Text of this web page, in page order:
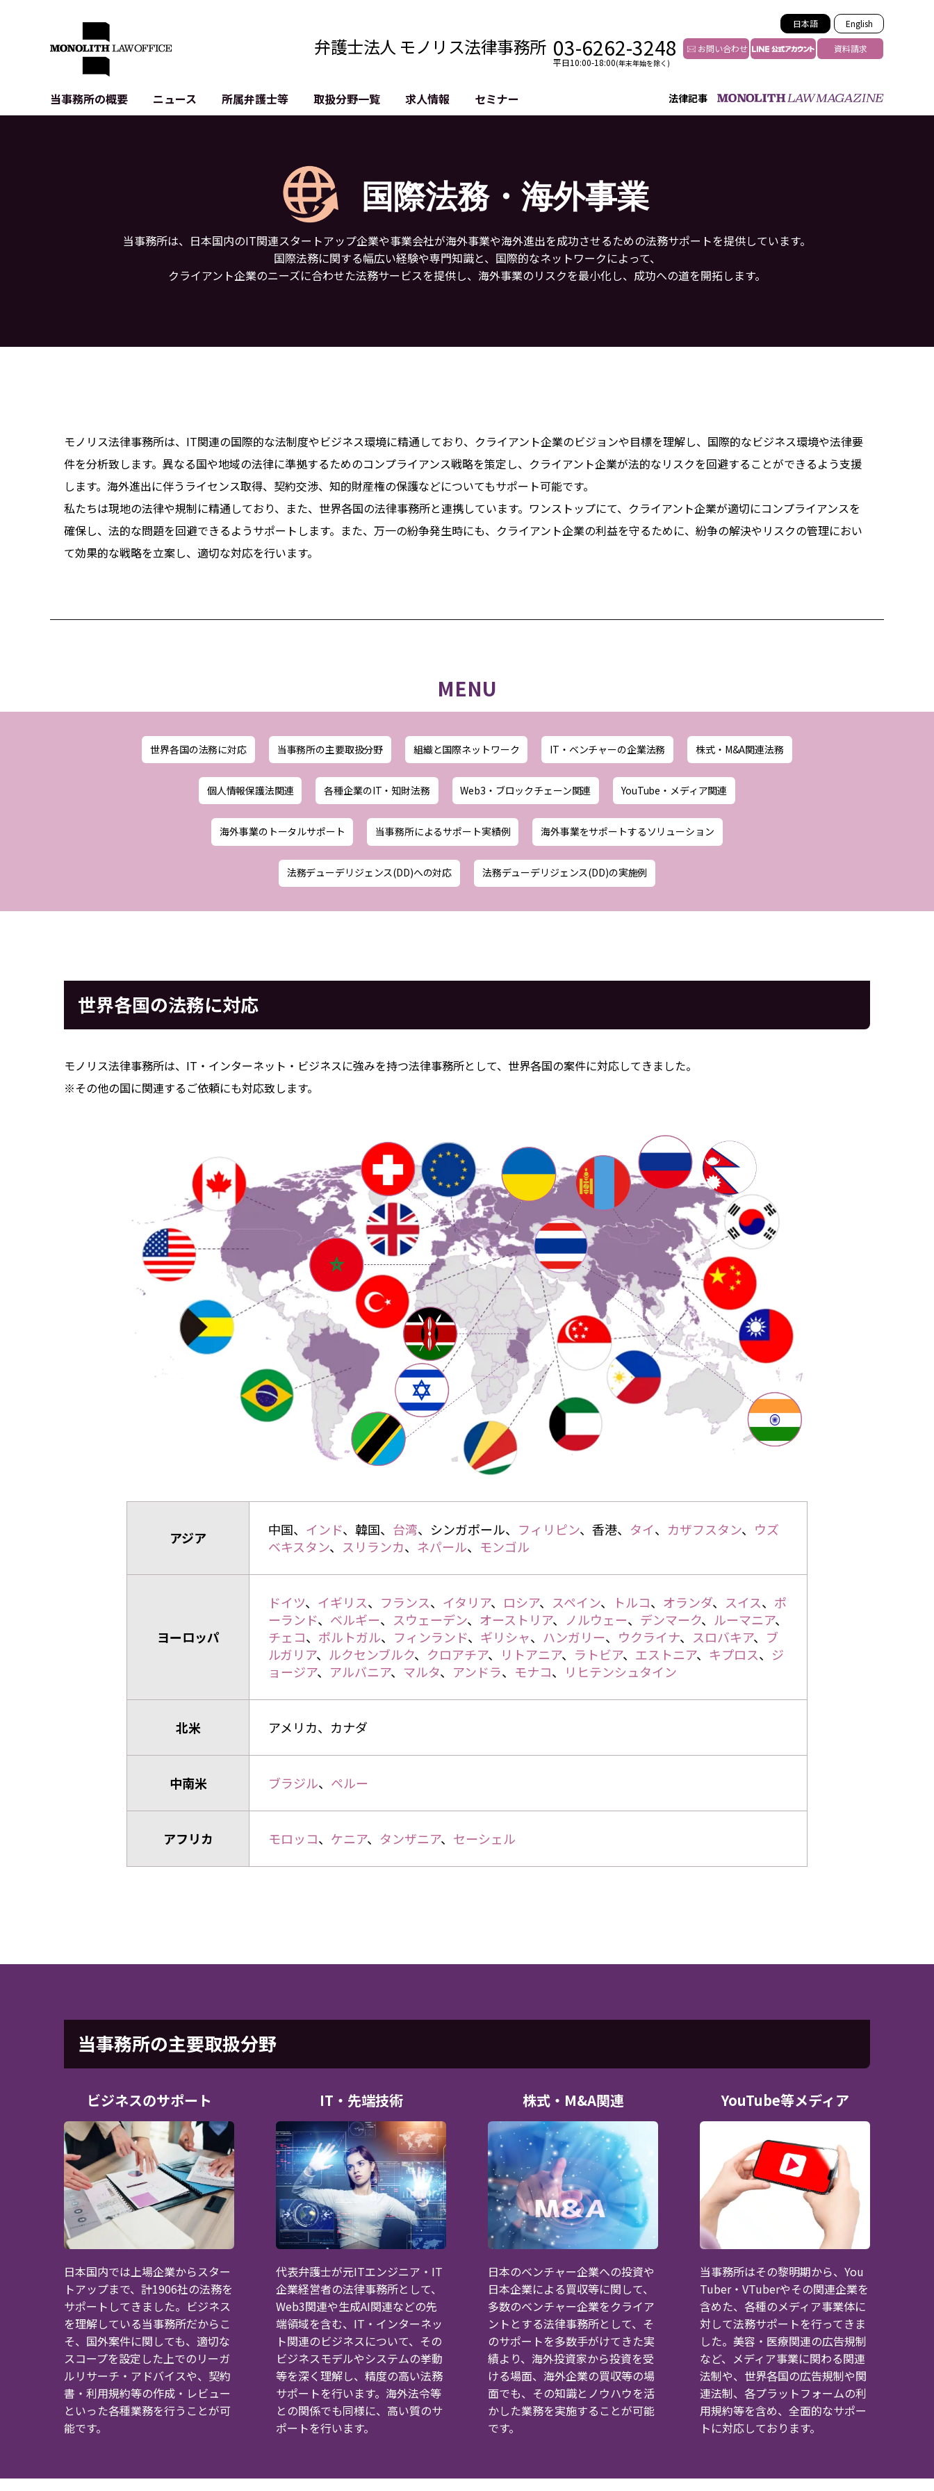
日本語 English
弁護士法人 モノリス法律事務所 03-6262-3248
平日10:00-18:00(年末年始を除く)
お問い合わせ 資料請求
法律記事
当事務所の概要 ニュース 所属弁護士等 取扱分野一覧
アプリ等の利用規約整備
暗号資産・ブロックチェーン
生成AI関連法務
D2C等の不正転売対策
サイバー犯罪の刑事告訴等
NASDAQ上場支援
GDPR対応支援
上場企業等の風評被害対策
誹謗中傷加害者の弁護
過去の芸能等活動の削除
求人情報 セミナー
国際法務・海外事業
当事務所は、日本国内のIT関連スタートアップ企業や事業会社が海外事業や海外進出を成功させるための法務サポートを提供しています。
国際法務に関する幅広い経験や専門知識と、国際的なネットワークによって、
クライアント企業のニーズに合わせた法務サービスを提供し、海外事業のリスクを最小化し、成功への道を開拓します。
モノリス法律事務所は、IT関連の国際的な法制度やビジネス環境に精通しており、クライアント企業のビジョンや目標を理解し、国際的なビジネス環境や法律要
件を分析致します。異なる国や地域の法律に準拠するためのコンプライアンス戦略を策定し、クライアント企業が法的なリスクを回避することができるよう支援
します。海外進出に伴うライセンス取得、契約交渉、知的財産権の保護などについてもサポート可能です。
私たちは現地の法律や規制に精通しており、また、世界各国の法律事務所と連携しています。ワンストップにて、クライアント企業が適切にコンプライアンスを
確保し、法的な問題を回避できるようサポートします。また、万一の紛争発生時にも、クライアント企業の利益を守るために、紛争の解決やリスクの管理におい
て効果的な戦略を立案し、適切な対応を行います。
MENU
世界各国の法務に対応 当事務所の主要取扱分野 組織と国際ネットワーク IT・ベンチャーの企業法務 株式・M&A関連法務
個人情報保護法関連 各種企業のIT・知財法務 Web3・ブロックチェーン関連 YouTube・メディア関連
海外事業のトータルサポート 当事務所によるサポート実績例 海外事業をサポートするソリューション
法務デューデリジェンス(DD)への対応 法務デューデリジェンス(DD)の実施例
世界各国の法務に対応
モノリス法律事務所は、IT・インターネット・ビジネスに強みを持つ法律事務所として、世界各国の案件に対応してきました。
※その他の国に関連するご依頼にも対応致します。
アジア 中国、 インド、韓国、 台湾、シンガポール、 フィリピン、香港、 タイ、 カザフスタン、 ウズ
ベキスタン、 スリランカ、 ネパール、 モンゴル
ヨーロッパ
ドイツ、 イギリス、 フランス、 イタリア、 ロシア、 スペイン、 トルコ、 オランダ、 スイス、 ポ
ーランド、 ベルギー、 スウェーデン、 オーストリア、 ノルウェー、 デンマーク、 ルーマニア、
チェコ、 ポルトガル、 フィンランド、 ギリシャ、 ハンガリー、 ウクライナ、 スロバキア、 ブ
ルガリア、 ルクセンブルク、 クロアチア、 リトアニア、 ラトビア、 エストニア、 キプロス、 ジ
ョージア、 アルバニア、 マルタ、 アンドラ、 モナコ、 リヒテンシュタイン
北米 アメリカ、カナダ
中南米 ブラジル、 ペルー
アフリカ モロッコ、 ケニア、 タンザニア、 セーシェル
当事務所の主要取扱分野
ビジネスのサポート
日本国内では上場企業からスター
トアップまで、計1906社の法務を
サポートしてきました。ビジネス
を理解している当事務所だからこ
そ、国外案件に関しても、適切な
スコープを設定した上でのリーガ
ルリサーチ・アドバイスや、契約
書・利用規約等の作成・レビュー
といった各種業務を行うことが可
能です。
IT・先端技術
代表弁護士が元ITエンジニア・IT
企業経営者の法律事務所として、
Web3関連や生成AI関連などの先
端領域を含む、IT・インターネッ
ト関連のビジネスについて、その
ビジネスモデルやシステムの挙動
等を深く理解し、精度の高い法務
サポートを行います。海外法令等
との関係でも同様に、高い質のサ
ポートを行います。
株式・M&A関連
日本のベンチャー企業への投資や
日本企業による買収等に関して、
多数のベンチャー企業をクライア
ントとする法律事務所として、そ
のサポートを多数手がけてきた実
績より、海外投資家から投資を受
ける場面、海外企業の買収等の場
面でも、その知識とノウハウを活
かした業務を実施することが可能
です。
YouTube等メディア
当事務所はその黎明期から、You
Tuber・VTuberやその関連企業を
含めた、各種のメディア事業体に
対して法務サポートを行ってきま
した。美容・医療関連の広告規制
など、メディア事業に関わる関連
法制や、世界各国の広告規制や関
連法制、各プラットフォームの利
用規約等を含め、全面的なサポー
トに対応しております。